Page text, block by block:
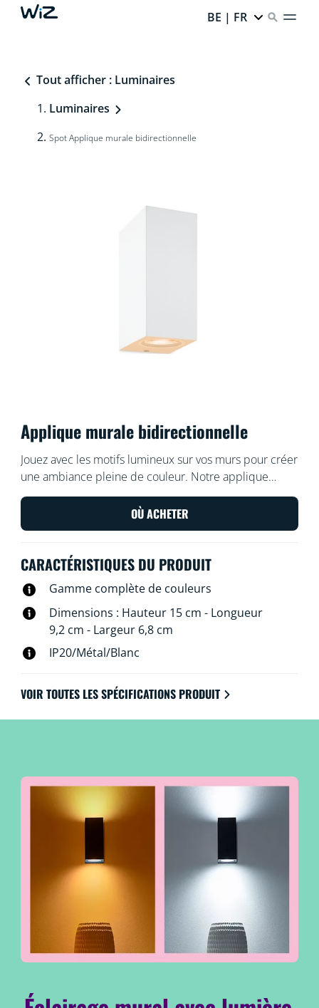
BE | FR
Tout afficher : Luminaires
Luminaires
Spot Applique murale bidirectionnelle
Applique murale bidirectionnelle
Jouez avec les motifs lumineux sur vos murs pour créer
une ambiance pleine de couleur. Notre applique
intérieure illumine les murs vers le haut et vers le bas,
créant des jeux de lumière, d'ombre et de couleur
originaux qui donnent du caractère à votre pièce.
OÙ ACHETER
CARACTÉRISTIQUES DU PRODUIT
Gamme complète de couleurs
Dimensions : Hauteur 15 cm - Longueur
9,2 cm - Largeur 6,8 cm
IP20/Métal/Blanc
VOIR TOUTES LES SPÉCIFICATIONS PRODUIT